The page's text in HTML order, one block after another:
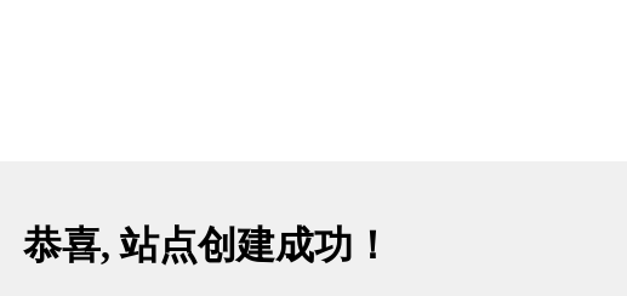
恭喜, 站点创建成功！